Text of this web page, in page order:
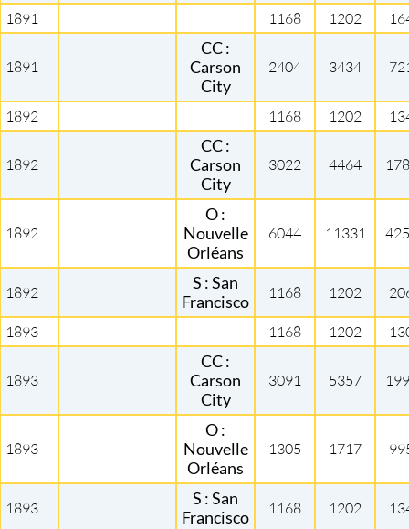
1891 1168 1202
1891
CC :
Carson
City
2404 3434
1892 1168 1202
1892
CC :
Carson
City
3022 4464
1892
O :
Nouvelle
Orléans
6044 11331
1892
S : San
Francisco
1168 1202
1893 1168 1202
1893
CC :
Carson
City
3091 5357
1893
O :
Nouvelle
Orléans
1305 1717
1893
S : San
Francisco
1168 1202